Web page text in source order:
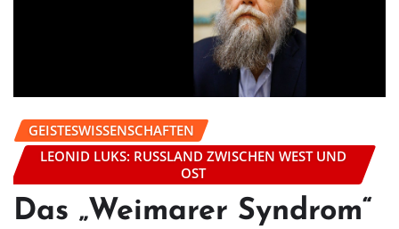
GEISTESWISSENSCHAFTEN
LEONID LUKS: RUSSLAND ZWISCHEN WEST UND
OST
Das „Weimarer Syndrom“